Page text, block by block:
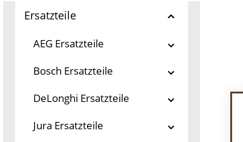
Ersatzteile
AEG Ersatzteile
Bosch Ersatzteile
DeLonghi Ersatzteile
Jura Ersatzteile